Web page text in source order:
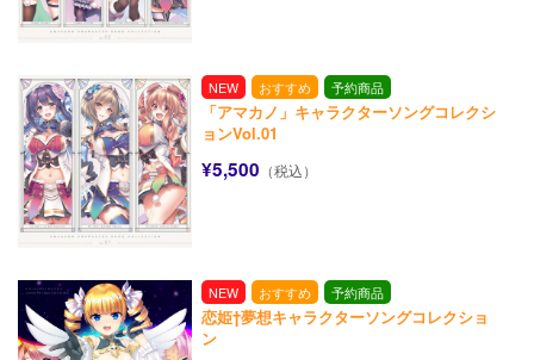
NEW おすすめ 予約商品
「アマカノ」キャラクターソングコレクシ
ョンVol.01
¥5,500 （税込）
NEW おすすめ 予約商品
恋姫†夢想キャラクターソングコレクショ
ン